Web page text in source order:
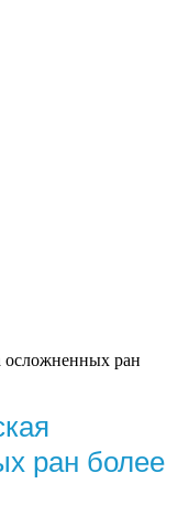
осложненных ран
ран более